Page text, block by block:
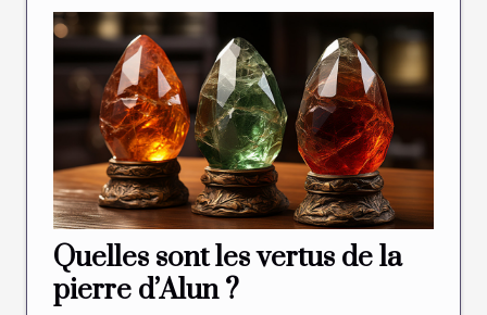
Quelles sont les vertus de la
pierre d’Alun ?